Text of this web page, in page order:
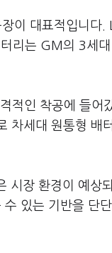
이 대표적입니다.
리는 GM의 3세대
적인 착공에 들어
차세대 원통형 배
장 환경이 예상
있는 기반을 단